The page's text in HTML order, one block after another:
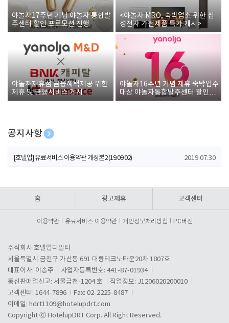
야놀자17주년 기념 야놀자 통합발
주센터 할인 프로모션 진행
<야놀자 MRO, 숙박업소 위한 삼
성전자 가전제품 특가 개시>
야놀자제휴점 금융혜택제공 위한
제휴 및 금융서비스 게시
야놀자16주년 기념 제휴 숙박업주
대상 야놀자통합발주센터 할인쿠
폰 증정
공지사항
[호텔업] 개인정보 처리방침 개정본1 (19.09.02)
[호텔업] 유료서비스 이용약관 개정본2 (19.09.02) 2019.07.30
홈 광고제휴 고객센터
이용약관 유료서비스 이용약관 개인정보처리방침 PC버전
주식회사 호텔업디알티
서울특별시 금천구 가산동 691 대륭테크노타운20차 1807호
대표이사: 이송주
사업자등록번호: 441-87-01934
통신판매업신고: 서울금천-1204 호
직업정보: J1206020200010
고객센터: 1644-7896
Fax: 02-2225-8487
이메일: hdrt1109@hotelupdrt.com
Copyright ⓒ HotelupDRT Corp. All Right Reserved.